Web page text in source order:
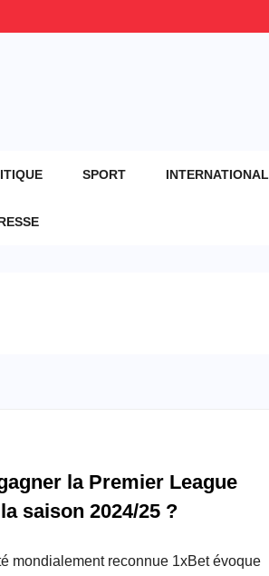
SPORT INTERNATIONAL
la Premier League
saison 2024/25 ?
mondialement reconnue 1xBet évoque